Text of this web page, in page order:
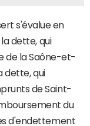
s'évalue en
dette, qui
de la Saône-et-
dette, qui
de Saint-
du
d'endettement